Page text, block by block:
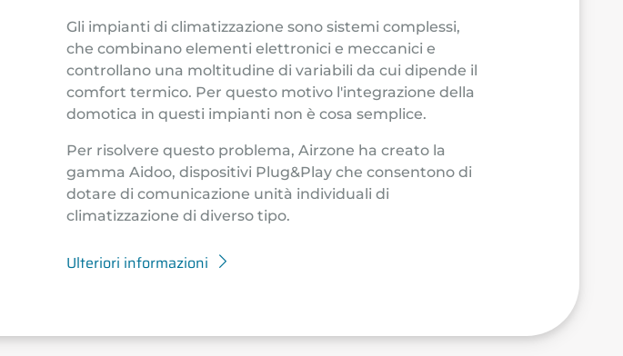
Gli impianti di climatizzazione sono sistemi complessi,
che combinano elementi elettronici e meccanici e
controllano una moltitudine di variabili da cui dipende il
comfort termico. Per questo motivo l'integrazione della
domotica in questi impianti non è cosa semplice.
Per risolvere questo problema, Airzone ha creato la
gamma Aidoo, dispositivi Plug&Play che consentono di
dotare di comunicazione unità individuali di
climatizzazione di diverso tipo.
Ulteriori informazioni